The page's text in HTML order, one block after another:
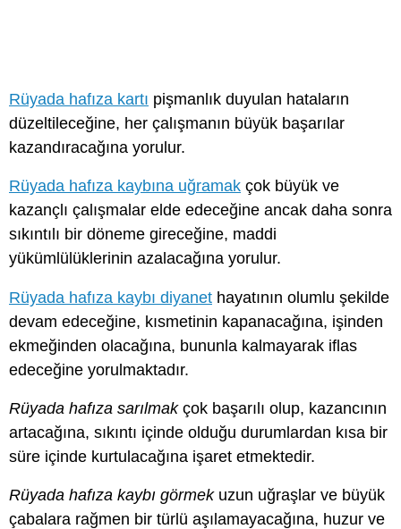
Rüyada hafıza kartı pişmanlık duyulan hataların
düzeltileceğine, her çalışmanın büyük başarılar
kazandıracağına yorulur.
Rüyada hafıza kaybına uğramak çok büyük ve
kazançlı çalışmalar elde edeceğine ancak daha sonra
sıkıntılı bir döneme gireceğine, maddi
yükümlülüklerinin azalacağına yorulur.
Rüyada hafıza kaybı diyanet hayatının olumlu şekilde
devam edeceğine, kısmetinin kapanacağına, işinden
ekmeğinden olacağına, bununla kalmayarak iflas
edeceğine yorulmaktadır.
Rüyada hafıza sarılmakçok başarılı olup, kazancının
artacağına, sıkıntı içinde olduğu durumlardan kısa bir
süre içinde kurtulacağına işaret etmektedir.
Rüyada hafıza kaybı görmekuzun uğraşlar ve büyük
çabalara rağmen bir türlü aşılamayacağına, huzur ve